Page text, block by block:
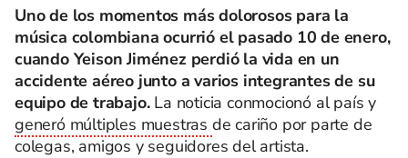
Uno de los momentos más dolorosos para la
música colombiana ocurrió el pasado 10 de enero,
cuando Yeison Jiménez perdió la vida en un
accidente aéreo junto a varios integrantes de su
equipo de trabajo.La noticia conmocionó al país y
generó múltiples muestras de cariño por parte de
colegas, amigos y seguidores del artista.